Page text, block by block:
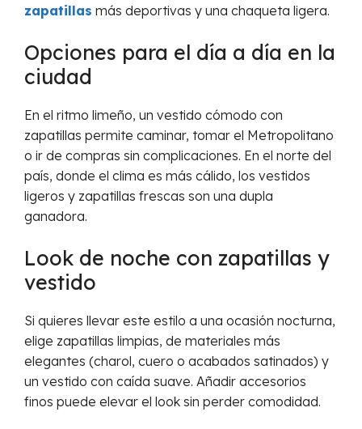
zapatillas más deportivas y una chaqueta ligera.
Opciones para el día a día en la
ciudad
En el ritmo limeño, un vestido cómodo con
zapatillas permite caminar, tomar el Metropolitano
o ir de compras sin complicaciones. En el norte del
país, donde el clima es más cálido, los vestidos
ligeros y zapatillas frescas son una dupla
ganadora.
Look de noche con zapatillas y
vestido
Si quieres llevar este estilo a una ocasión nocturna,
elige zapatillas limpias, de materiales más
elegantes (charol, cuero o acabados satinados) y
un vestido con caída suave. Añadir accesorios
finos puede elevar el look sin perder comodidad.